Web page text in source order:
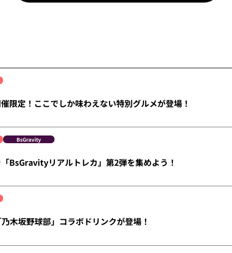
限定！ここでしか味わえない特別グルメが登場！
BsGravity
BsGravityリアルトレカ」第2弾を集めよう！
木坂野球部」コラボドリンクが登場！